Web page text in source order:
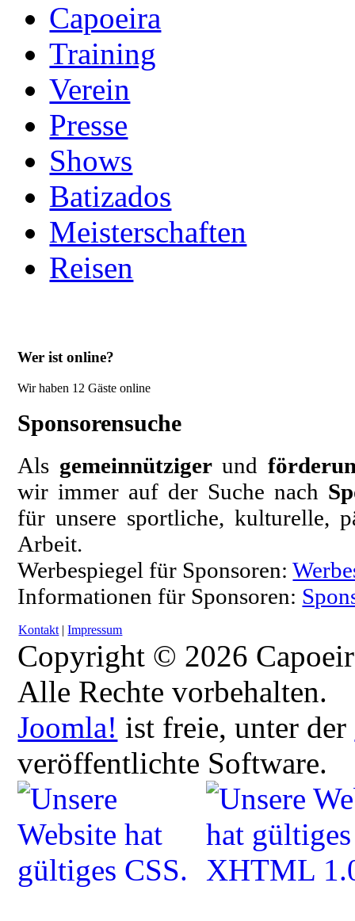
Capoeira
Training
Verein
Presse
Shows
Batizados
Meisterschaften
Reisen
Wer ist online?
Wir haben 12 Gäste online
Sponsorensuche
Als gemeinnützigerund
wir immer auf der Suche nach
für unsere sportliche, kulturelle,
Arbeit.
Werbespiegel für Sponsoren:
Informationen für Sponsoren:
Kontakt |Impressum
Copyright © 2026
Alle Rechte vorbehalten.
Joomla! ist freie, unter der
veröffentlichte Software.